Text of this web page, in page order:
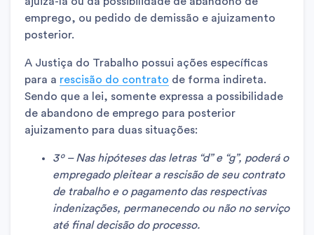
emprego, ou pedido de demissão e ajuizamento
posterior.
A Justiça do Trabalho possui ações específicas
para a rescisão do contrato de forma indireta.
Sendo que a lei, somente expressa a possibilidade
de abandono de emprego para posterior
ajuizamento para duas situações:
3º – Nas hipóteses das letras “d” e “g”, poderá o
empregado pleitear a rescisão de seu contrato
de trabalho e o pagamento das respectivas
indenizações, permanecendo ou não no serviço
até final decisão do processo.